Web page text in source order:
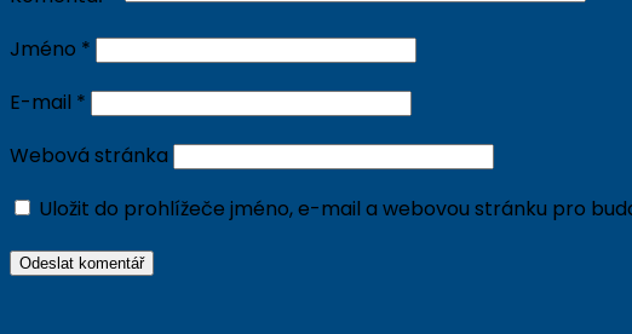
Jméno *
E-mail *
Webová stránka
Uložit do prohlížeče jméno, e-mail a webovou stránku pro